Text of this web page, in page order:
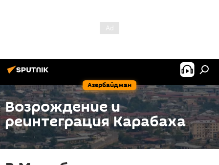
Азербайджан
Возрождение и
реинтеграция Карабаха